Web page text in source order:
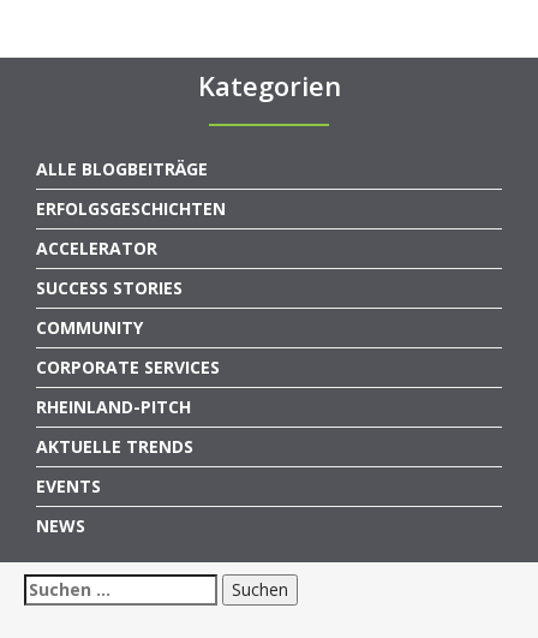
Kategorien
ALLE BLOGBEITRÄGE
ERFOLGSGESCHICHTEN
ACCELERATOR
SUCCESS STORIES
COMMUNITY
CORPORATE SERVICES
RHEINLAND-PITCH
AKTUELLE TRENDS
EVENTS
NEWS
Suchen
nach: